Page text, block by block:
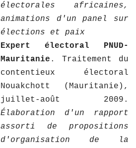
électorales africaines,
animations d'un panel sur
élections et paix
Expert électoral PNUD-
Mauritanie . Traitement du
contentieux électoral
Nouakchott (Mauritanie),
juillet-août 2009.
Élaboration d'un rapport
assorti de propositions
d'organisation de la